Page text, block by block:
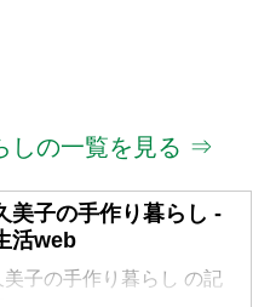
しの一覧を見る ⇒
美子の手作り暮らし -
活web
美子の手作り暮らし の記